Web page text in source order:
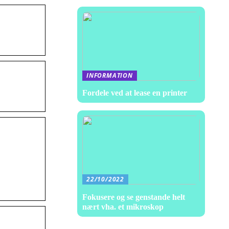
INFORMATION
Fordele ved at lease en printer
22/10/2022
Fokusere og se genstande helt
nært vha. et mikroskop